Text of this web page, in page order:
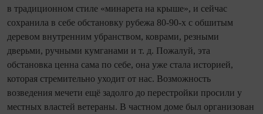
в традиционном стиле «минарета на крыше», и сейчас
сохранила в себе обстановку рубежа 80-90-х с обшитым
деревом внутренним убранством, коврами, резными
дверьми, ручными кумганами и т. д. Пожалуй, эта
обстановка ценна сама по себе, она уже стала историей,
которая стремительно уходит от нас. Возможность
возведения мечети ещё задолго до перестройки просили у
местных властей ветераны. В частном доме был организован